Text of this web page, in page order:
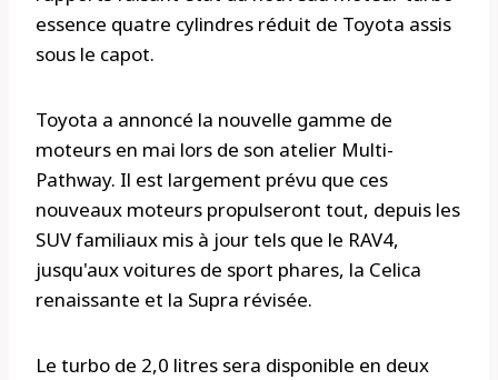
essence quatre cylindres réduit de Toyota assis
sous le capot.
Toyota a annoncé la nouvelle gamme de
moteurs en mai lors de son atelier Multi-
Pathway. Il est largement prévu que ces
nouveaux moteurs propulseront tout, depuis les
SUV familiaux mis à jour tels que le RAV4,
jusqu'aux voitures de sport phares, la Celica
renaissante et la Supra révisée.
Le turbo de 2,0 litres sera disponible en deux